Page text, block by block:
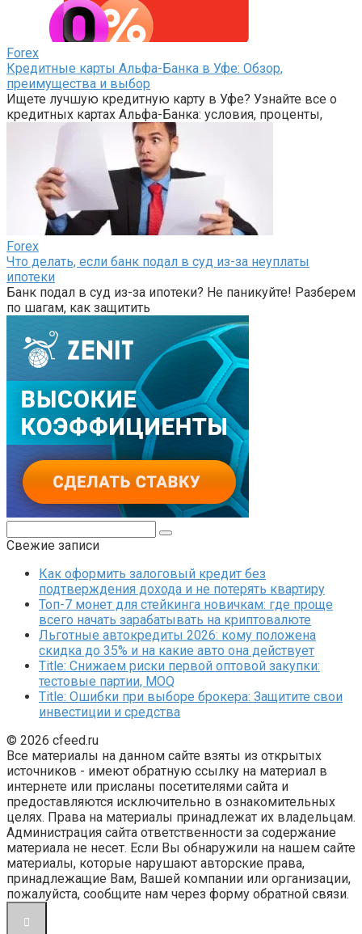
Forex
Кредитные карты Альфа-Банка в Уфе: Обзор,
преимущества и выбор
Ищете лучшую кредитную карту в Уфе? Узнайте все о
кредитных картах Альфа-Банка: условия, проценты,
Forex
Что делать, если банк подал в суд из-за неуплаты
ипотеки
Банк подал в суд из-за ипотеки? Не паникуйте! Разберем
по шагам, как защитить
Свежие записи
Как оформить залоговый кредит без
подтверждения дохода и не потерять квартиру
Топ-7 монет для стейкинга новичкам: где проще
всего начать зарабатывать на криптовалюте
Льготные автокредиты 2026: кому положена
скидка до 35% и на какие авто она действует
Title: Снижаем риски первой оптовой закупки:
тестовые партии, MOQ
Title: Ошибки при выборе брокера: Защитите свои
инвестиции и средства
© 2026 cfeed.ru
Все материалы на данном сайте взяты из открытых
источников - имеют обратную ссылку на материал в
интернете или присланы посетителями сайта и
предоставляются исключительно в ознакомительных
целях. Права на материалы принадлежат их владельцам.
Администрация сайта ответственности за содержание
материала не несет. Если Вы обнаружили на нашем сайте
материалы, которые нарушают авторские права,
принадлежащие Вам, Вашей компании или организации,
пожалуйста, сообщите нам через форму обратной связи.